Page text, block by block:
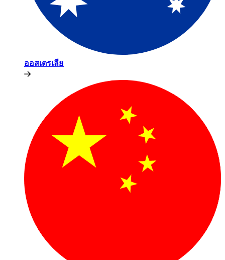
ออสเตรเลีย​​